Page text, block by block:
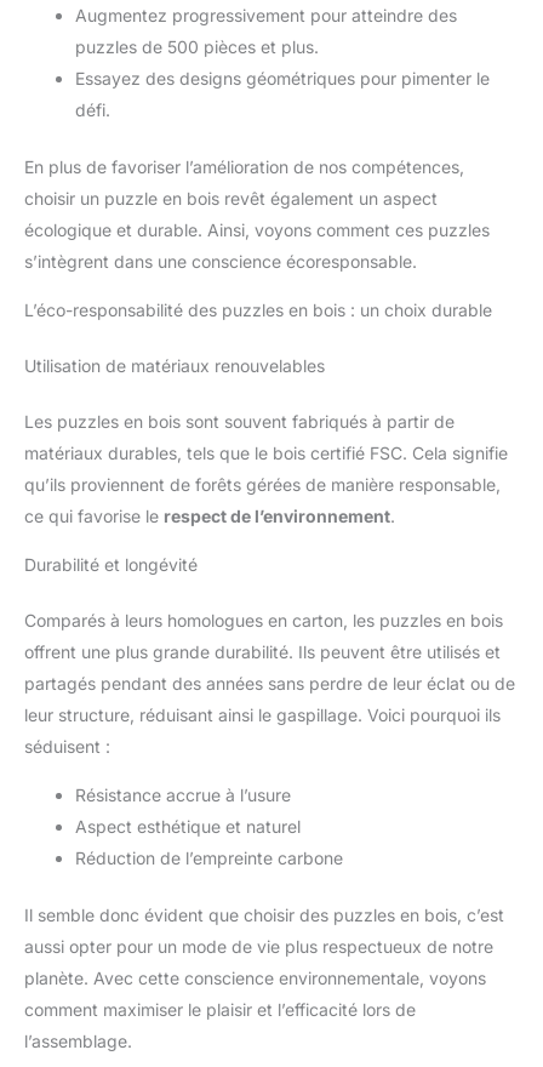
Augmentez progressivement pour atteindre des
puzzles de 500 pièces et plus.
Essayez des designs géométriques pour pimenter le
défi.
En plus de favoriser l’amélioration de nos compétences,
choisir un puzzle en bois revêt également un aspect
écologique et durable. Ainsi, voyons comment ces puzzles
s’intègrent dans une conscience écoresponsable.
L’éco-responsabilité des puzzles en bois : un choix durable
Utilisation de matériaux renouvelables
Les puzzles en bois sont souvent fabriqués à partir de
matériaux durables, tels que le bois certifié FSC. Cela signifie
qu’ils proviennent de forêts gérées de manière responsable,
ce qui favorise le respect de l’environnement.
Durabilité et longévité
Comparés à leurs homologues en carton, les puzzles en bois
offrent une plus grande durabilité. Ils peuvent être utilisés et
partagés pendant des années sans perdre de leur éclat ou de
leur structure, réduisant ainsi le gaspillage. Voici pourquoi ils
séduisent :
Résistance accrue à l’usure
Aspect esthétique et naturel
Réduction de l’empreinte carbone
Il semble donc évident que choisir des puzzles en bois, c’est
aussi opter pour un mode de vie plus respectueux de notre
planète. Avec cette conscience environnementale, voyons
comment maximiser le plaisir et l’efficacité lors de
l’assemblage.